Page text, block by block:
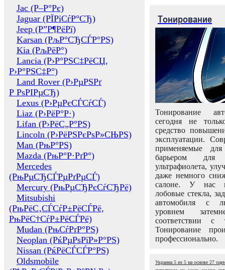
Jac (Р–Р°Рє)
Jaguar (РЇРіСѓР°СЂ)
Jeep (Р”Р¶РёРї)
Karsan (РљР°СЂСЃР°РЅ)
Kia (РљРёР°)
Lancia (Р›Р°РЅС‡РёСЏ,
Р›Р°РЅС‡Р°)
Land Rover (Р›РµРЅРґ
Р РѕРІРµСЂ)
Lexus (Р›РµРєСЃСѓСЃ)
Liaz (Р›РёР°Р·)
Lifan (Р›РёС„Р°РЅ)
Lincoln (Р›РёРЅРєРѕР»СЊРЅ)
Man (РњР°РЅ)
Mazda (РњР°Р·РґР°)
Mercedes
(РњРµСЂСЃРµРґРµСЃ)
Mercury (РњРµСЂРєСѓСЂРё)
Mitsubishi
(РњРёС‚СЃСѓР±РёСЃРё,
РњРёС†СѓР±РёСЃРё)
Mudan (РњСѓРґР°РЅ)
Neoplan (РќРµРѕРїР»Р°РЅ)
Nissan (РќРёСЃСЃР°РЅ)
Oldsmobile
Тонирование
Тонирование
сегодня не
средство
эксплуатации.
применяемые
барьером для
ультрафиолета,
даже немного
салоне. У нас
лобовые стекла,
автомобиля с
уровнем
соответствии с
Тонирование
профессионально.
Украина 5 из 5 на основе 27